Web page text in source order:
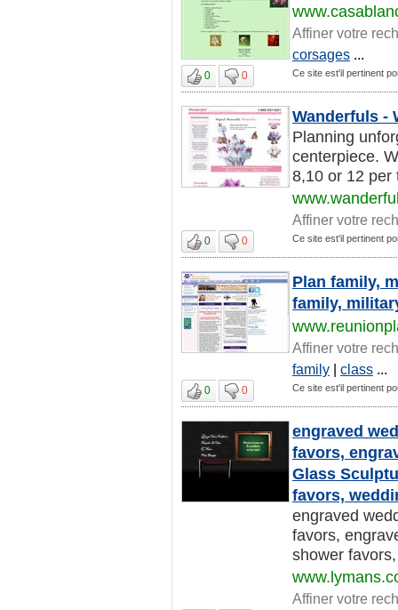
Affiner votre
corsages ...
0 0 Ce site est'il pertinent
Wanderfuls -
Planning
centerpiece.
8,10 or 12 per
Affiner votre
0 0 Ce site est'il pertinent
Plan family,
family,
Affiner votre
family | class ...
0 0 Ce site est'il pertinent
engraved
favors,
Glass
favors,
engraved
favors,
shower
Affiner votre